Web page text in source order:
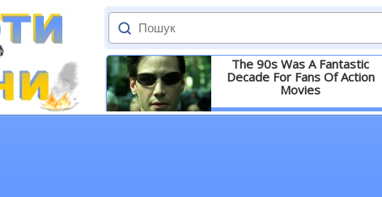
The 90s Was A Fantastic
Decade For Fans Of Action
Movies
Детальніше